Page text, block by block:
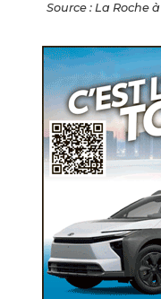
Source : La Roche